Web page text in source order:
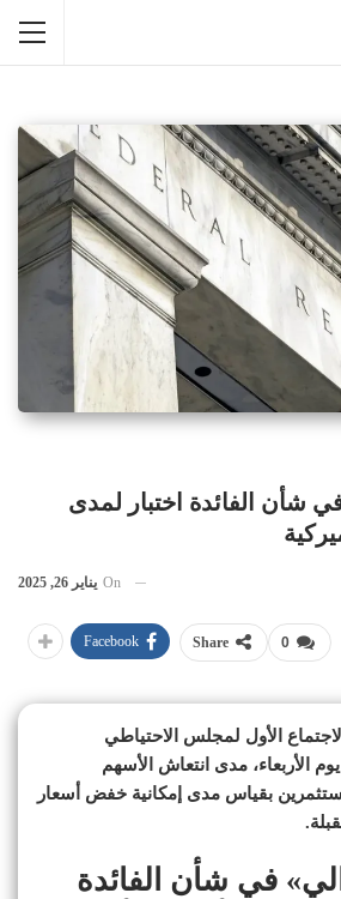
شأن الفائدة اختبار لمدى
On يناير 26, 2025
0
Share
Facebook
الأول لمجلس الاحتياطي
لعام 2025، يوم الأربعاء، مدى انتعاش الأسهم
بقياس مدى إمكانية خفض أسعار
في شأن الفائدة